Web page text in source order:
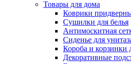
Товары для дома
Коврики
Сушилки для белья
Антимоскитная
Сиденье для
Короба и корзинки
Декоративные